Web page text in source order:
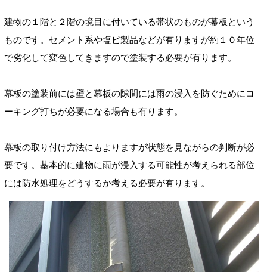
建物の１階と２階の境目に付いている帯状のものが幕板という
ものです。セメント系や塩ビ製品などが有りますが約１０年位
で劣化して変色してきますので塗装する必要が有ります。
幕板の塗装前には壁と幕板の隙間には雨の浸入を防ぐためにコ
ーキング打ちが必要になる場合も有ります。
幕板の取り付け方法にもよりますが状態を見ながらの判断が必
要です。基本的に建物に雨が浸入する可能性が考えられる部位
には防水処理をどうするか考える必要が有ります。